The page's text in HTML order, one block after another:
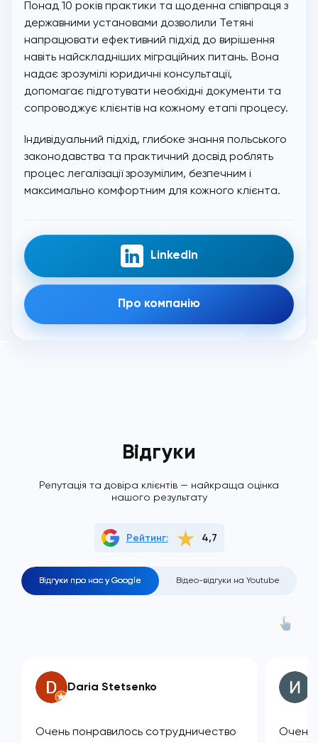
Понад 10 років практики та щоденна співпраця з
державними установами дозволили Тетяні
напрацювати ефективний підхід до вирішення
навіть найскладніших міграційних питань. Вона
надає зрозумілі юридичні консультації,
допомагає підготувати необхідні документи та
сопроводжує клієнтів на кожному етапі процесу.
Індивідуальний підхід, глибоке знання польського
законодавства та практичний досвід роблять
процес легалізації зрозумілим, безпечним і
максимально комфортним для кожного клієнта.
LinkedIn
Про компанію
Відгуки
Рейтинг: 4,7
Відгуки про нас у Google Відео-відгуки на Youtube
Репутація та довіра клієнтів — найкраща оцінка
нашого результату
Daria Stetsenko
Очень понравилось сотрудничество
Очень